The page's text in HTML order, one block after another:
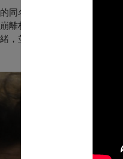
同名小說，本片以銳利冷冽
離析的世界更增添寓言及末
，並藉第二人稱視角敘述她